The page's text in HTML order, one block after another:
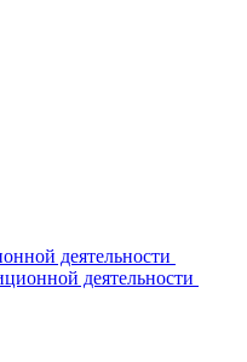
деятельности
деятельности